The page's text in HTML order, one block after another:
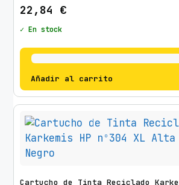
22,84 €
✓ En stock
Añadir al carrito
Cartucho de Tinta Reciclado